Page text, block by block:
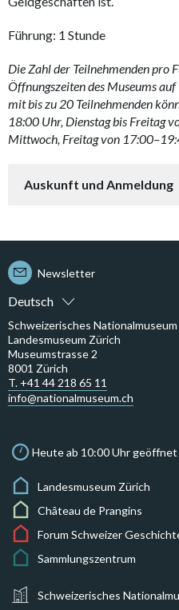
Führung: 1 Stunde
Die Zahl der Teilnehmenden pro
Öffnungszeiten des Museums
mit bis zu 20 Teilnehmenden
18:00 Uhr, Dienstag bis Freitag
Mittwoch, Freitag von
Auskunft und Anmeldung
Deutsch
Newsletter
Schweizerisches Nationalmuseum
Landesmuseum Zürich
Museumstrasse 2
8001 Zürich
T. +41 44 218 65 11
info@nationalmuseum.ch
Heute ab 10:00 Uhr geöffnet
Landesmuseum Zürich
Château de Prangins
Forum Schweizer
Sammlungszentrum
Schweizerisches